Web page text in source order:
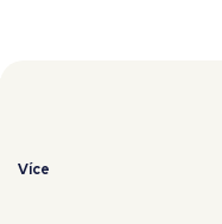
Více